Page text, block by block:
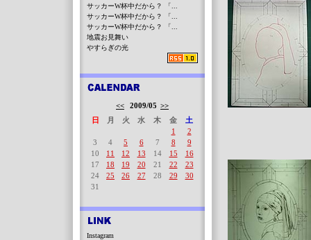
サッカーW杯中だから？ 「...
サッカーW杯中だから？ 「...
サッカーW杯中だから？ 「...
地震お見舞い
やすらぎの光
<< 2009/05 >>
日
月 火 水 木 金
土
1
2
3
4 5 6 7 8
9
10
11 12 13 14 15
16
17
18 19 20 21 22
23
24
25 26 27 28 29
30
31
Instagram